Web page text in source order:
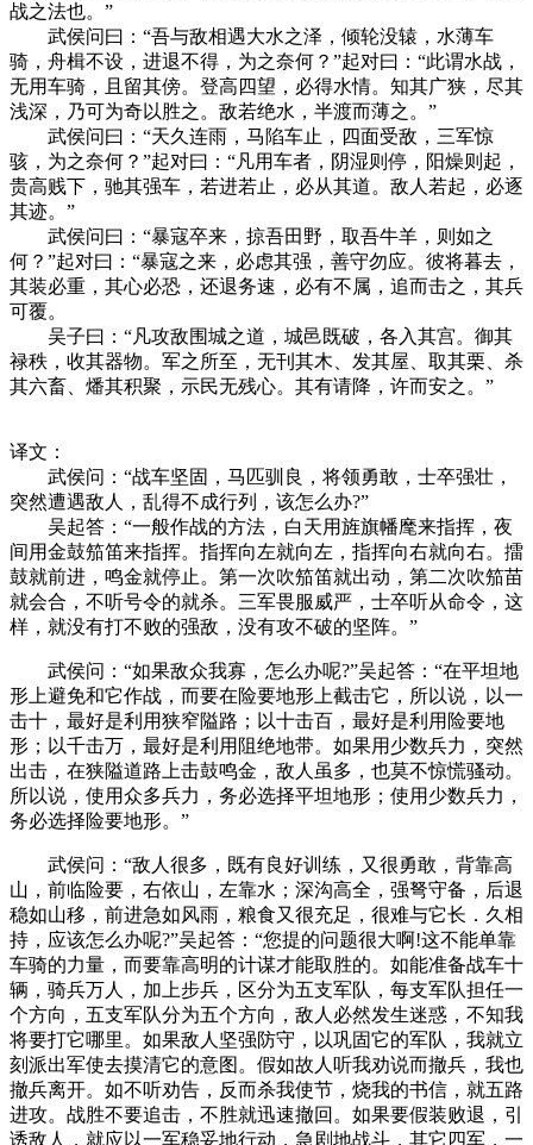
战之法也。”
武侯问曰：“吾与敌相遇大水之泽，倾轮没辕，水薄车
骑，舟楫不设，进退不得，为之奈何？”起对曰：“此谓水战，
无用车骑，且留其傍。登高四望，必得水情。知其广狭，尽其
浅深，乃可为奇以胜之。敌若绝水，半渡而薄之。”
武侯问曰：“天久连雨，马陷车止，四面受敌，三军惊
骇，为之奈何？”起对曰：“凡用车者，阴湿则停，阳燥则起，
贵高贱下，驰其强车，若进若止，必从其道。敌人若起，必逐
其迹。”
武侯问曰：“暴寇卒来，掠吾田野，取吾牛羊，则如之
何？”起对曰：“暴寇之来，必虑其强，善守勿应。彼将暮去，
其装必重，其心必恐，还退务速，必有不属，追而击之，其兵
可覆。
吴子曰：“凡攻敌围城之道，城邑既破，各入其宫。御其
禄秩，收其器物。军之所至，无刊其木、发其屋、取其栗、杀
其六畜、燔其积聚，示民无残心。其有请降，许而安之。”
译文：
武侯问：“战车坚固，马匹驯良，将领勇敢，士卒强壮，
突然遭遇敌人，乱得不成行列，该怎么办?”
吴起答：“一般作战的方法，白天用旌旗幡麾来指挥，夜
间用金鼓笳笛来指挥。指挥向左就向左，指挥向右就向右。擂
鼓就前进，鸣金就停止。第一次吹笳笛就出动，第二次吹笳苗
就会合，不听号令的就杀。三军畏服威严，士卒听从命令，这
样，就没有打不败的强敌，没有攻不破的坚阵。”
武侯问：“如果敌众我寡，怎么办呢?”吴起答：“在平坦地
形上避免和它作战，而要在险要地形上截击它，所以说，以一
击十，最好是利用狭窄隘路；以十击百，最好是利用险要地
形；以千击万，最好是利用阻绝地带。如果用少数兵力，突然
出击，在狭隘道路上击鼓鸣金，敌人虽多，也莫不惊慌骚动。
所以说，使用众多兵力，务必选择平坦地形；使用少数兵力，
务必选择险要地形。”
武侯问：“敌人很多，既有良好训练，又很勇敢，背靠高
山，前临险要，右依山，左靠水；深沟高全，强弩守备，后退
稳如山移，前进急如风雨，粮食又很充足，很难与它长．久相
持，应该怎么办呢?”吴起答：“您提的问题很大啊!这不能单靠
车骑的力量，而要靠高明的计谋才能取胜的。如能准备战车十
辆，骑兵万人，加上步兵，区分为五支军队，每支军队担任一
个方向，五支军队分为五个方向，敌人必然发生迷惑，不知我
将要打它哪里。如果敌人坚强防守，以巩固它的军队，我就立
刻派出军使去摸清它的意图。假如故人听我劝说而撤兵，我也
撤兵离开。如不听劝告，反而杀我使节，烧我的书信，就五路
进攻。战胜不要追击，不胜就迅速撤回。如果要假装败退，引
诱敌人，就应以一军稳妥地行动，急剧地战斗，其它四军，一